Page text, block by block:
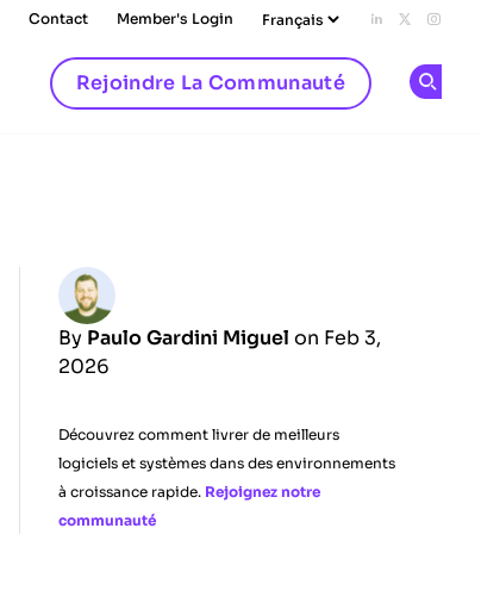
Contact Member's Login Add us on
Follow
Rejoindre La Communauté
By Paulo Gardini Miguel on Feb 3,
2026
Découvrez comment livrer de meilleurs
logiciels et systèmes dans des environnements
à croissance rapide. Rejoignez notre
communauté